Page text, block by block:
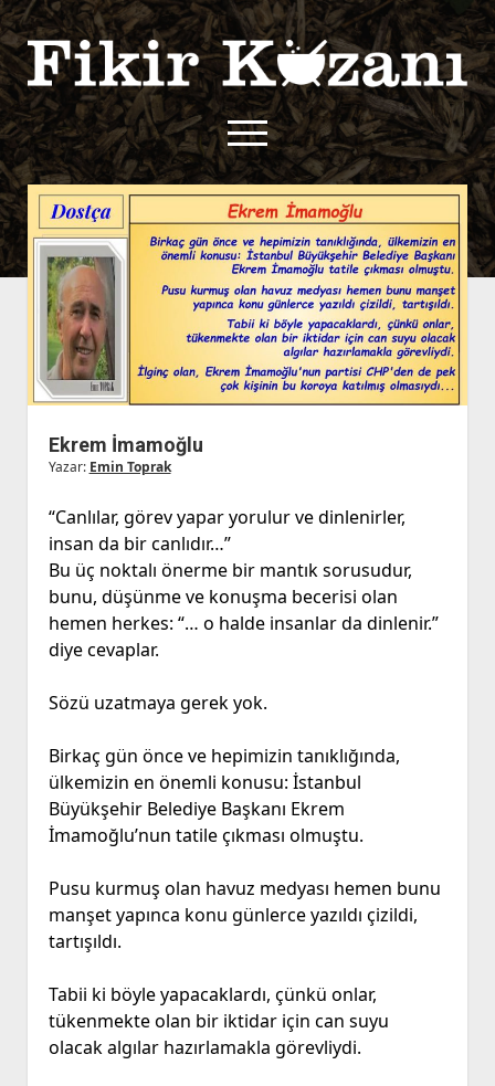
Fikir
Kazanı
menüyü
aç
twitterfacebook
rss
Hakkımızda
açılır
menüyü
aç
Kullanım Koşulları
Gizlilik Politikası
Çerez Politikası
İletişim
Kurallar
Başvuru
Ekrem İmamoğlu
Yazar: Emin Toprak
“Canlılar, görev yapar yorulur ve dinlenirler,
insan da bir canlıdır…”
Bu üç noktalı önerme bir mantık sorusudur,
bunu, düşünme ve konuşma becerisi olan
hemen herkes: “… o halde insanlar da dinlenir.”
diye cevaplar.
Sözü uzatmaya gerek yok.
Birkaç gün önce ve hepimizin tanıklığında,
ülkemizin en önemli konusu: İstanbul
Büyükşehir Belediye Başkanı Ekrem
İmamoğlu’nun tatile çıkması olmuştu.
Pusu kurmuş olan havuz medyası hemen bunu
manşet yapınca konu günlerce yazıldı çizildi,
tartışıldı.
Tabii ki böyle yapacaklardı, çünkü onlar,
tükenmekte olan bir iktidar için can suyu
olacak algılar hazırlamakla görevliydi.